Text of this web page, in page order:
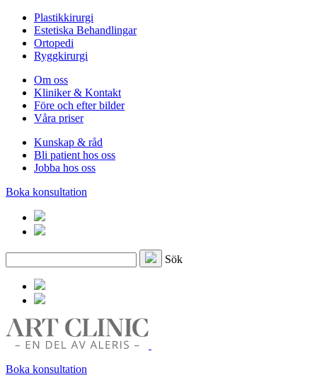
Plastikkirurgi
Estetiska Behandlingar
Ortopedi
Ryggkirurgi
Om oss
Kliniker & Kontakt
Före och efter bilder
Våra priser
Kunskap & råd
Bli patient hos oss
Jobba hos oss
Boka konsultation
Sök
Boka konsultation